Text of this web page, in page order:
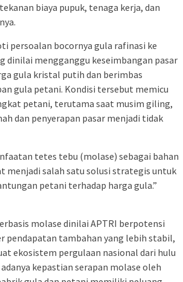
biaya pupuk, tenaga kerja, dan
persoalan bocornya gula rafinasi ke
dinilai mengganggu keseimbangan pasar
gula kristal putih dan berimbas
gula petani. Kondisi tersebut memicu
petani, terutama saat musim giling,
dan penyerapan pasar menjadi tidak
tetes tebu (molase) sebagai bahan
menjadi salah satu solusi strategis untuk
petani terhadap harga gula.”
molase dinilai APTRI berpotensi
pendapatan tambahan yang lebih stabil,
ekosistem pergulaan nasional dari hulu
kepastian serapan molase oleh